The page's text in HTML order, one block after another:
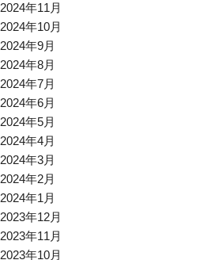
2024年11月
2024年10月
2024年9月
2024年8月
2024年7月
2024年6月
2024年5月
2024年4月
2024年3月
2024年2月
2024年1月
2023年12月
2023年11月
2023年10月